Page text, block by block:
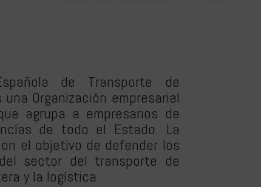
de Transporte de
una Organización empresarial
agrupa a empresarios de
de todo el Estado. La
el objetivo de defender los
sector del transporte de
y la logística.